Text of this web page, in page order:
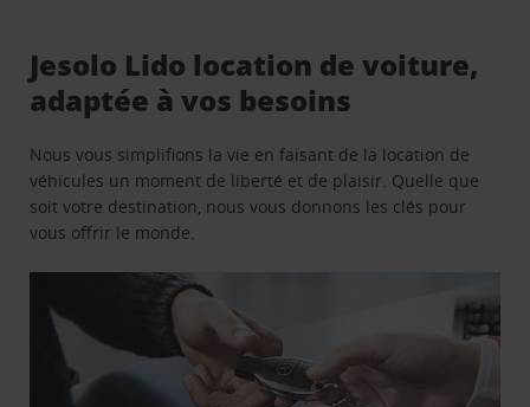
Jesolo Lido location de voiture,
adaptée à vos besoins
Nous vous simplifions la vie en faisant de la location de
véhicules un moment de liberté et de plaisir. Quelle que
soit votre destination, nous vous donnons les clés pour
vous offrir le monde.